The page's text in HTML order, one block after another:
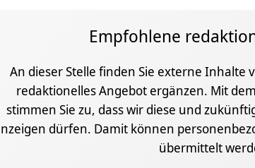
Empfohlene
An dieser Stelle finden Sie externe Inhalte
redaktionelles Angebot ergänzen. Mit
stimmen Sie zu, dass wir diese und
dürfen. Damit können
übermittelt